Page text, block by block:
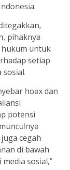
pihaknya
hukum untuk
setiap
hoax dan
potensi
cegah
di bawah
sosial,”